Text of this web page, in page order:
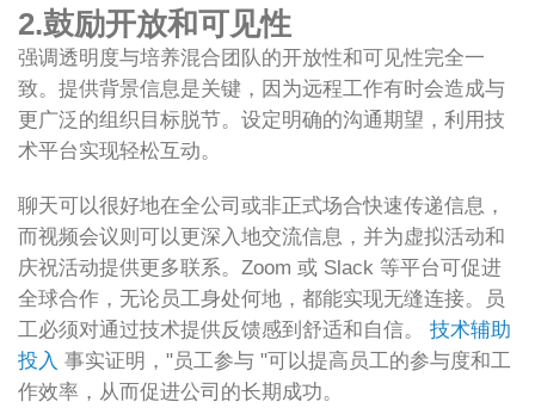
2.鼓励开放和可见性
强调透明度与培养混合团队的开放性和可见性完全一
致。提供背景信息是关键，因为远程工作有时会造成与
更广泛的组织目标脱节。设定明确的沟通期望，利用技
术平台实现轻松互动。
聊天可以很好地在全公司或非正式场合快速传递信息，
而视频会议则可以更深入地交流信息，并为虚拟活动和
庆祝活动提供更多联系。Zoom 或 Slack 等平台可促进
全球合作，无论员工身处何地，都能实现无缝连接。员
工必须对通过技术提供反馈感到舒适和自信。 技术辅助
投入 事实证明，"员工参与 "可以提高员工的参与度和工
作效率，从而促进公司的长期成功。